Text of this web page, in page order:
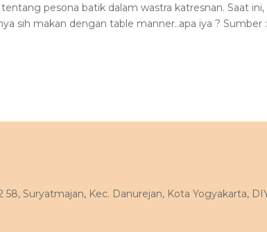
pesona batik dalam wastra katresnan. Saat ini,
sih makan dengan table manner..apa iya ? Sumber :
Suryatmajan, Kec. Danurejan, Kota Yogyakarta,